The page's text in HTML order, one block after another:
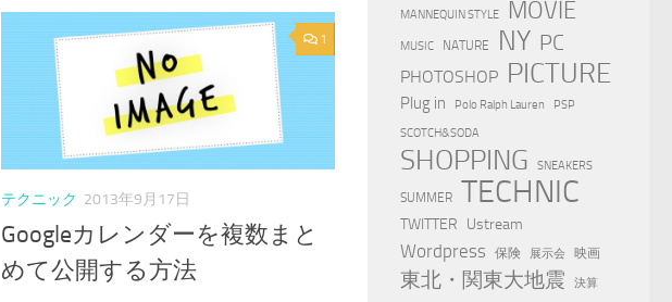
1
テクニック 2013年9月17日
Googleカレンダーを複数まと
めて公開する方法
MANNEQUIN STYLE MOVIE
MUSIC NATURE NY PC
PHOTOSHOP PICTURE
Plug in Polo Ralph Lauren
PSP
SCOTCH&SODA
SHOPPING SNEAKERS
SUMMER TECHNIC
TWITTER Ustream
Wordpress 保険 展示会 映画
東北・関東大地震 決算